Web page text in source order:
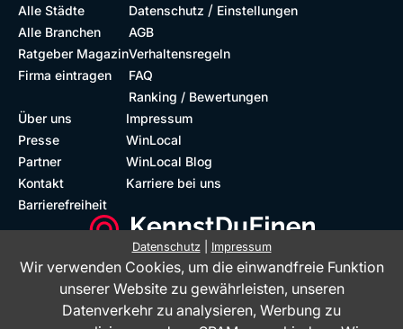
Alle Städte
Alle Branchen
Ratgeber Magazin
Firma eintragen
Datenschutz / Einstellungen
AGB
Verhaltensregeln
FAQ
Ranking / Bewertungen
Über uns
Presse
Partner
Kontakt
Barrierefreiheit
Impressum
WinLocal
WinLocal Blog
Karriere bei uns
Datenschutz| Impressum
Wir verwenden Cookies, um die einwandfreie Funktion
unserer Website zu gewährleisten, unseren
Datenverkehr zu analysieren, Werbung zu